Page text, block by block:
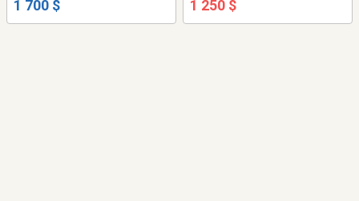
EXOTIC COLOR
1 700 $ 1 250 $